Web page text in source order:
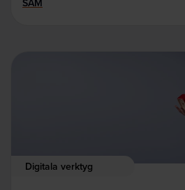
SAM
Digitala verktyg